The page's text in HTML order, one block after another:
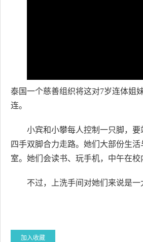
泰国一个慈善组织将这对7岁连体姐
连。
小宾和小攀每人控制一只脚，
四手双脚合力走路。她们大部份生
室。她们会读书、玩手机，中午在
不过，上洗手间对她们来说是
加入收藏